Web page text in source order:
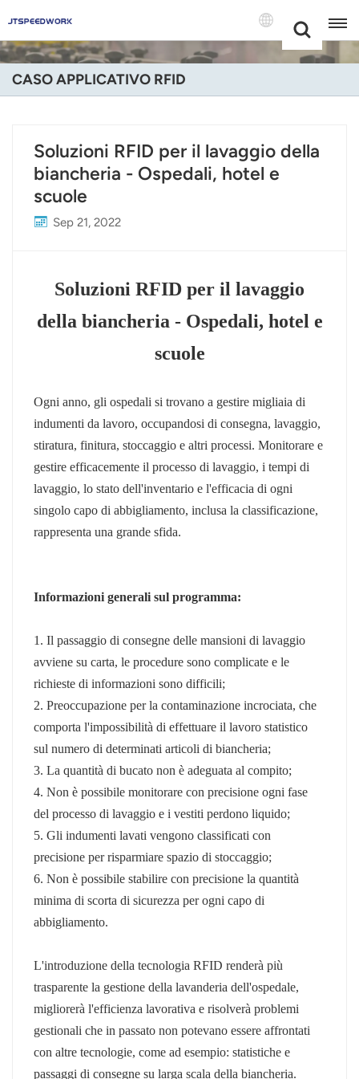
+86 -18681515767
English
Deutsch
Português
Nederland
日语
Türk
Polski
แบบไทย
Indonesia
norsk
CASO APPLICATIVO RFID
Soluzioni RFID per il lavaggio della
biancheria - Ospedali, hotel e
scuole
Sep 21, 2022
Soluzioni RFID per il lavaggio
della biancheria - Ospedali, hotel e
scuole
Ogni anno, gli ospedali si trovano a gestire migliaia di
indumenti da lavoro, occupandosi di consegna, lavaggio,
stiratura, finitura, stoccaggio e altri processi. Monitorare e
gestire efficacemente il processo di lavaggio, i tempi di
lavaggio, lo stato dell'inventario e l'efficacia di ogni
singolo capo di abbigliamento, inclusa la classificazione,
rappresenta una grande sfida.
Informazioni generali sul programma:
1. Il passaggio di consegne delle mansioni di lavaggio
avviene su carta, le procedure sono complicate e le
richieste di informazioni sono difficili;
2. Preoccupazione per la contaminazione incrociata, che
comporta l'impossibilità di effettuare il lavoro statistico
sul numero di determinati articoli di biancheria;
3. La quantità di bucato non è adeguata al compito;
4. Non è possibile monitorare con precisione ogni fase
del processo di lavaggio e i vestiti perdono liquido;
5. Gli indumenti lavati vengono classificati con
precisione per risparmiare spazio di stoccaggio;
6. Non è possibile stabilire con precisione la quantità
minima di scorta di sicurezza per ogni capo di
abbigliamento.
L'introduzione della tecnologia RFID renderà più
trasparente la gestione della lavanderia dell'ospedale,
migliorerà l'efficienza lavorativa e risolverà problemi
gestionali che in passato non potevano essere affrontati
con altre tecnologie, come ad esempio: statistiche e
passaggi di consegne su larga scala della biancheria.